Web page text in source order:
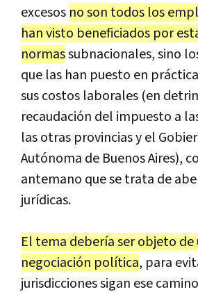
excesos noson todos los
hanvisto beneficiados por
normassubnacionales,sino
que las han puesto en práctica
suscostos laborales (en
recaudación del impuesto a
lasotras provinciasyel
Autónoma de BuenosAires),
antemano quesetrata de
jurídicas.
El tema deberíaserobjeto de
negociación política, para
jurisdiccionessigan esecamino